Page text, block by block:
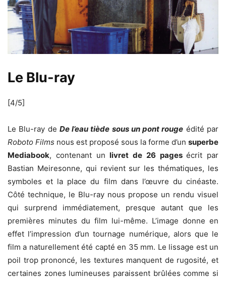
Le Blu-ray
[4/5]
Le Blu-ray de De l’eau tiède sous un pont rouge édité par
Roboto Films nous est proposé sous la forme d’un superbe
Mediabook, contenant unlivret de 26 pagesécrit par
Bastian Meiresonne, qui revient sur les thématiques, les
symboles et la place du film dans l’œuvre du cinéaste.
Côté technique, le Blu-ray nous propose un rendu visuel
qui surprend immédiatement, presque autant que les
premières minutes du film lui-même. L’image donne en
effet l’impression d’un tournage numérique, alors que le
film a naturellement été capté en 35 mm. Le lissage est un
poil trop prononcé, les textures manquent de rugosité, et
certaines zones lumineuses paraissent brûlées comme si